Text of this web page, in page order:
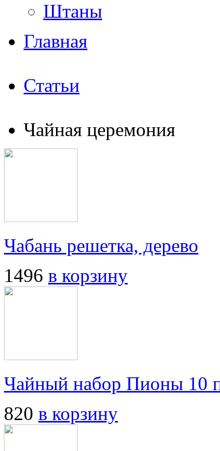
Штаны
Главная
Статьи
Чайная церемония
Чабань решетка, дерево
1496 в корзину
Чайный набор Пионы 10
820 в корзину